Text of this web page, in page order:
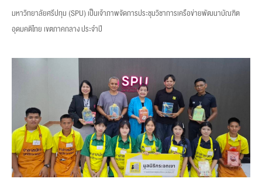
มหาวิทยาลัยศรีปทุม (SPU) เป็นเจ้าภาพจัดการประชุมวิชาการเครือข่ายพัฒนาบัณฑิต
อุดมคติไทย เขตภาคกลาง ประจำปี